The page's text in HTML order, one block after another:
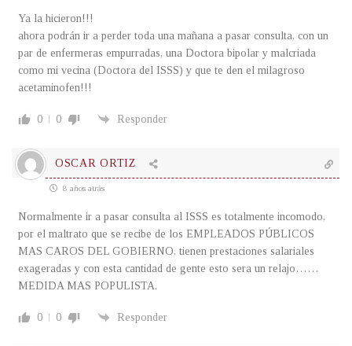
Ya la hicieron!!!
ahora podrán ir a perder toda una mañana a pasar consulta, con un
par de enfermeras empurradas, una Doctora bipolar y malcriada
como mi vecina (Doctora del ISSS) y que te den el milagroso
acetaminofen!!!
0 0 Responder
OSCAR ORTIZ
8 años atrás
Normalmente ir a pasar consulta al ISSS es totalmente incomodo,
por el maltrato que se recibe de los EMPLEADOS PÚBLICOS
MAS CAROS DEL GOBIERNO, tienen prestaciones salariales
exageradas y con esta cantidad de gente esto sera un relajo……
MEDIDA MAS POPULISTA.
0 0 Responder